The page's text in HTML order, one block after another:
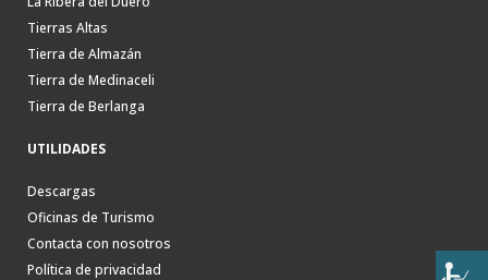
Tierras Altas
Tierra de Almazán
Tierra de Medinaceli
Tierra de Berlanga
UTILIDADES
Descargas
Oficinas de Turismo
Contacta con nosotros
Política de privacidad